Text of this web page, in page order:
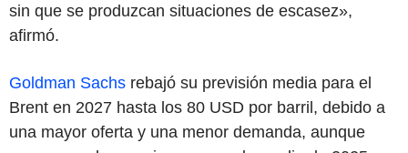
sin que se produzcan situaciones de escasez»,
afirmó.
Goldman Sachs rebajó su previsión media para el
Brent en 2027 hasta los 80 USD por barril, debido a
una mayor oferta y una menor demanda, aunque